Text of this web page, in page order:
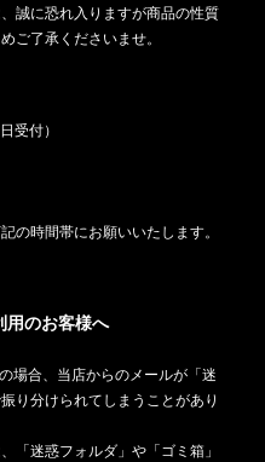
誠に恐れ入りますが商品の性質
ご了承くださいませ。
受付）
の時間帯にお願いいたします。
用のお客様へ
場合、当店からのメールが「迷
り分けられてしまうことがあり
「迷惑フォルダ」や「ゴミ箱」